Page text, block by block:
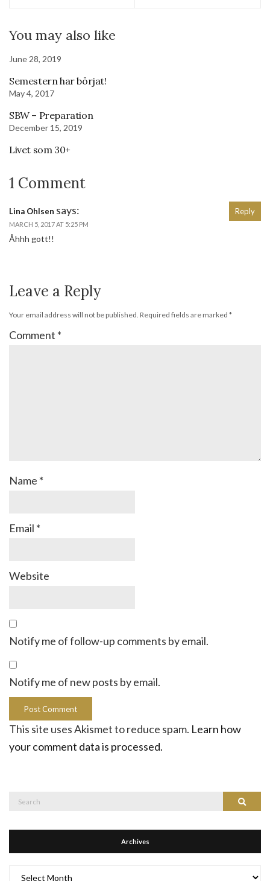
You may also like
June 28, 2019
Semestern har börjat!
May 4, 2017
SBW – Preparation
December 15, 2019
Livet som 30+
1 Comment
Lina Ohlsen says:
MARCH 5, 2017 AT 5:25 PM
Åhhh gott!!
Reply
Leave a Reply
Your email address will not be published. Required fields are marked *
Comment *
Name *
Email *
Website
Notify me of follow-up comments by email.
Notify me of new posts by email.
This site uses Akismet to reduce spam. Learn how
your comment data is processed.
Search
Search
Archives